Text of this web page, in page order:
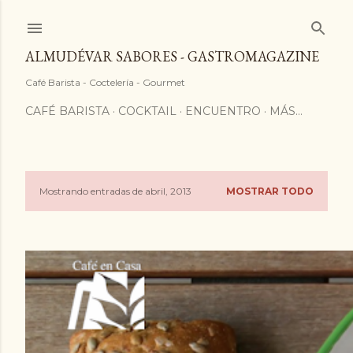
ALMUDÉVAR SABORES - GASTROMAGAZINE
Café Barista - Coctelería - Gourmet
CAFÉ BARISTA COCKTAIL ENCUENTRO MÁS…
E
t
r
a
Mostrando entradas de abril, 2013 MOSTRAR TODO